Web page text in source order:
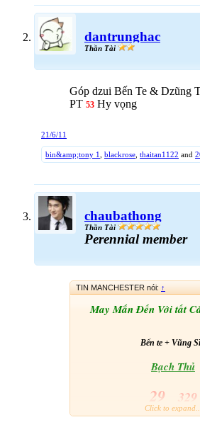
dantrunghac
Thần Tài
Góp dzui Bến Te & Dzũng
PT 53 Hy vọng
21/6/11
bin&amp;tony 1 blackrose thaitan1122 and
chaubathong
Thần Tài
Perennial member
TIN MANCHESTER nói: ↑
May Mắn Đến Với tất
Bến te + Vũng
Bạch Thủ
29 329
Hên thì có.Click to expand...